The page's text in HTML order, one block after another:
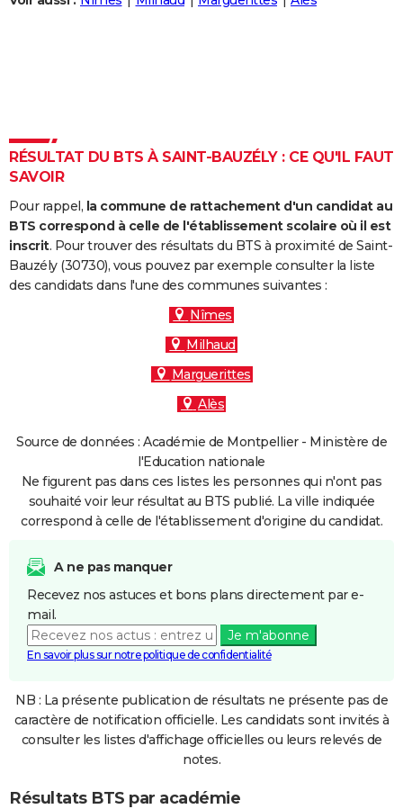
Carte de Noël
Carte Bonne année
Carte Saint-Valentin
Carte Pâques
Carte d'anniversaire
Dictionnaire
Biographies
Citations
Expressions
Proverbes
PROGRAMME TV
COPAINS D'AVANT
S'inscrire
Se connecter
Lycées
Collèges
Primaires
Universités
Entreprises
Service militaire
Avis de recherche
AVIS DE DÉCÈS
RÉSULTAT DU BTS À SAINT-BAUZÉLY : CE QU'IL FAUT
SAVOIR
Pour rappel, la commune de rattachement d'un candidat au
BTS correspond à celle de l'établissement scolaire où il est
inscrit. Pour trouver des résultats du BTS à proximité de Saint-
Bauzély (30730), vous pouvez par exemple consulter la liste
des candidats dans l'une des communes suivantes :
Nîmes
Milhaud
Marguerittes
Alès
Source de données : Académie de Montpellier - Ministère de
l'Education nationale
Ne figurent pas dans ces listes les personnes qui n'ont pas
souhaité voir leur résultat au BTS publié. La ville indiquée
correspond à celle de l'établissement d'origine du candidat.
A ne pas manquer
Recevez nos astuces et bons plans directement par e-
mail.
Je m'abonne
En savoir plus sur notre politique de confidentialité
NB : La présente publication de résultats ne présente pas de
caractère de notification officielle. Les candidats sont invités à
consulter les listes d'affichage officielles ou leurs relevés de
notes.
Résultats BTS par académie